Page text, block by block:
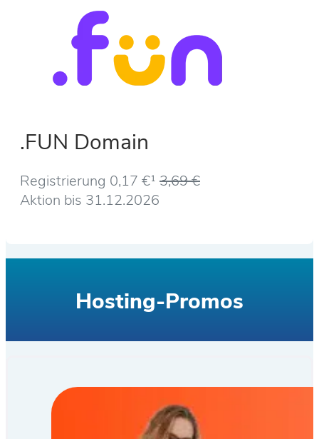
.FUN Domain
Registrierung 0,17 €¹ 3,69 €
Aktion bis 31.12.2026
Hosting-Promos